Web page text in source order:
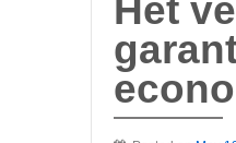
Het